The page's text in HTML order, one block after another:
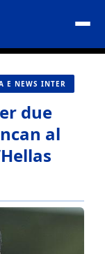
E NEWS INTER
due
al